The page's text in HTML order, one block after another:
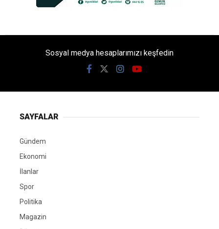
Sosyal medya hesaplarımızı keşfedin
SAYFALAR
Gündem
Ekonomi
İlanlar
Spor
Politika
Magazin